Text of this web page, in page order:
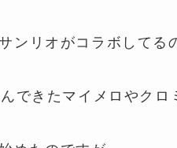
ンリオがコラボしてる
できたマイメロやクロ